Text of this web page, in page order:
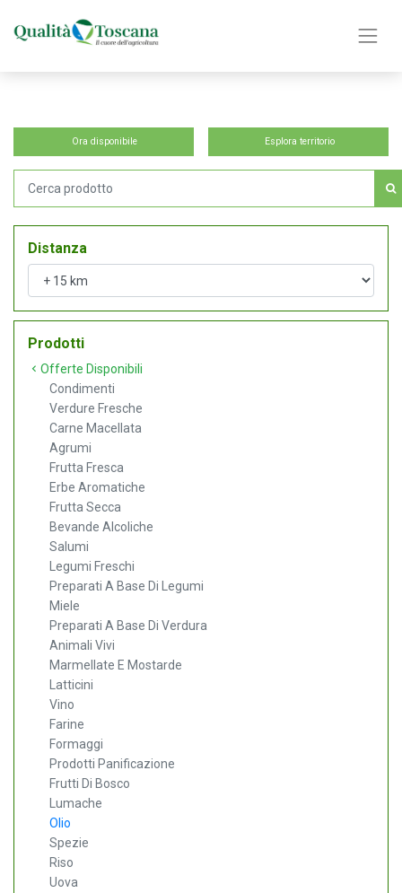
Ora disponibile Esplora territorio
Distanza
Prodotti
Offerte Disponibili
Condimenti
Verdure Fresche
Carne Macellata
Agrumi
Frutta Fresca
Erbe Aromatiche
Frutta Secca
Bevande Alcoliche
Salumi
Legumi Freschi
Preparati A Base Di Legumi
Miele
Preparati A Base Di Verdura
Animali Vivi
Marmellate E Mostarde
Latticini
Vino
Farine
Formaggi
Prodotti Panificazione
Frutti Di Bosco
Lumache
Olio
Spezie
Riso
Uova